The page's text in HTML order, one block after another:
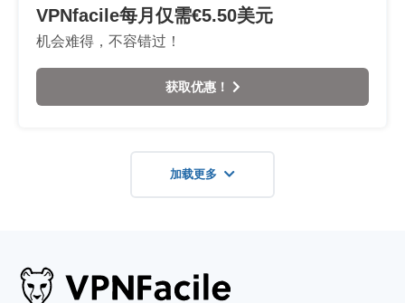
VPNfacile每月仅需€5.50美元
机会难得，不容错过！
获取优惠！
加载更多